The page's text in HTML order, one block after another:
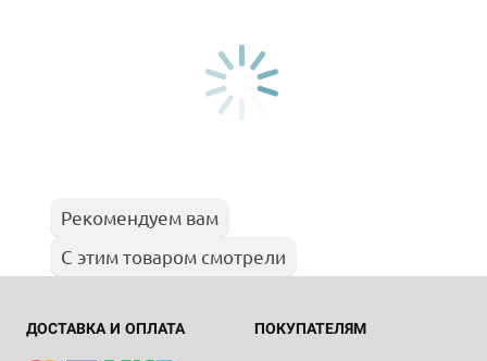
Рекомендуем вам
С этим товаром смотрели
ДОСТАВКА И ОПЛАТА ПОКУПАТЕЛЯМ